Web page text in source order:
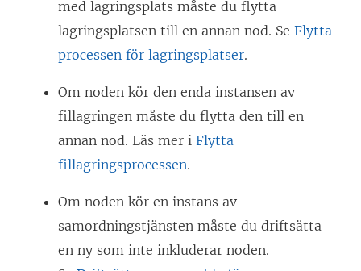
med lagringsplats måste du flytta
lagringsplatsen till en annan nod. Se Flytta
processen för lagringsplatser.
Om noden kör den enda instansen av
fillagringen måste du flytta den till en
annan nod. Läs mer i Flytta
fillagringsprocessen.
Om noden kör en instans av
samordningstjänsten måste du driftsätta
en ny som inte inkluderar noden.